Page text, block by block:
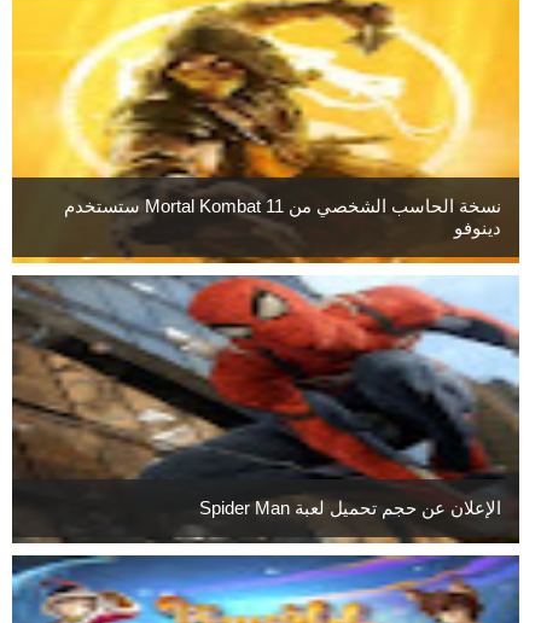
نسخة الحاسب الشخصي من Mortal Kombat 11 ستستخدم
دينوفو
الإعلان عن حجم تحميل لعبة Spider Man